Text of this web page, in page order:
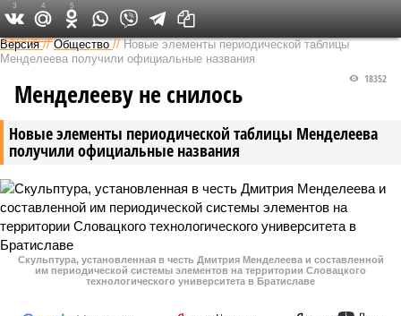
Федеральный выпуск
Версия //Общество //Новые элементы периодической таблицы
Менделеева получили официальные названия
Новые элементы периодической таблицы Менделеева
получили официальные названия
18352
Менделееву не снилось
Скульптура, установленная в честь Дмитрия Менделеева и составленной
им периодической системы элементов на территории Словацкого
технологического университета в Братиславе
3 4 5